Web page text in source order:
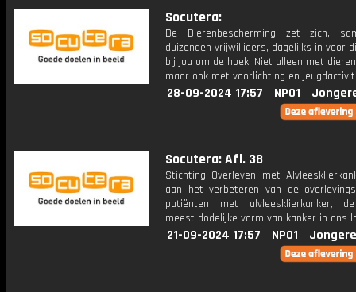
Socutera:
De Dierenbescherming zet zich,
duizenden vrijwilligers, dagelijks in voor
bij jou om de hoek. Niet alleen met
maar ook met voorlichting en
28-09-2024 17:57 NPO1
Socutera: Afl. 38
Stichting Overleven met
aan het verbeteren van de
patiënten met alvleesklierkanker,
meest dodelijke vorm van kanker in ons
21-09-2024 17:57 NPO1